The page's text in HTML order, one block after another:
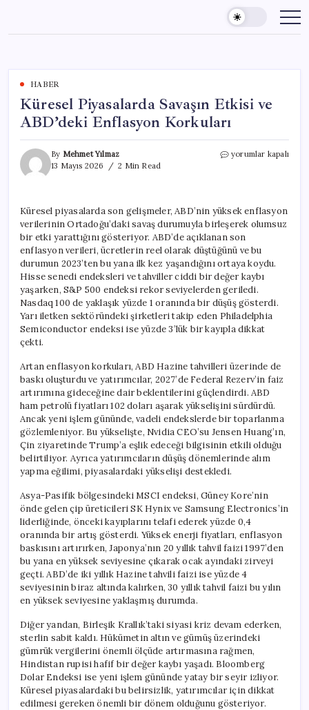
content
HABER
Küresel Piyasalarda Savaşın Etkisi ve
ABD’deki Enflasyon Korkuları
By Mehmet Yılmaz
13 Mayıs 2026
2 Min Read
Küresel
ABD’deki
Enflasyon
Korkuları
için
yorumlar kapalı
Küresel piyasalarda son gelişmeler, ABD’nin yüksek enflasyon
verilerinin Ortadoğu’daki savaş durumuyla birleşerek olumsuz
bir etki yarattığını gösteriyor. ABD’de açıklanan son
enflasyon verileri, ücretlerin reel olarak düştüğünü ve bu
durumun 2023’ten bu yana ilk kez yaşandığını ortaya koydu.
Hisse senedi endeksleri ve tahviller ciddi bir değer kaybı
yaşarken, S&P 500 endeksi rekor seviyelerden geriledi.
Nasdaq 100 de yaklaşık yüzde 1 oranında bir düşüş gösterdi.
Yarı iletken sektöründeki şirketleri takip eden Philadelphia
Semiconductor endeksi ise yüzde 3’lük bir kayıpla dikkat
çekti.
Artan enflasyon korkuları, ABD Hazine tahvilleri üzerinde de
baskı oluşturdu ve yatırımcılar, 2027’de Federal Rezerv’in faiz
artırımına gideceğine dair beklentilerini güçlendirdi. ABD
ham petrolü fiyatları 102 doları aşarak yükselişini sürdürdü.
Ancak yeni işlem gününde, vadeli endekslerde bir toparlanma
gözlemleniyor. Bu yükselişte, Nvidia CEO’su Jensen Huang’ın,
Çin ziyaretinde Trump’a eşlik edeceği bilgisinin etkili olduğu
belirtiliyor. Ayrıca yatırımcıların düşüş dönemlerinde alım
yapma eğilimi, piyasalardaki yükselişi destekledi.
Asya-Pasifik bölgesindeki MSCI endeksi, Güney Kore’nin
önde gelen çip üreticileri SK Hynix ve Samsung Electronics’in
liderliğinde, önceki kayıplarını telafi ederek yüzde 0,4
oranında bir artış gösterdi. Yüksek enerji fiyatları, enflasyon
baskısını artırırken, Japonya’nın 20 yıllık tahvil faizi 1997’den
bu yana en yüksek seviyesine çıkarak ocak ayındaki zirveyi
geçti. ABD’de iki yıllık Hazine tahvili faizi ise yüzde 4
seviyesinin biraz altında kalırken, 30 yıllık tahvil faizi bu yılın
en yüksek seviyesine yaklaşmış durumda.
Diğer yandan, Birleşik Krallık’taki siyasi kriz devam ederken,
sterlin sabit kaldı. Hükümetin altın ve gümüş üzerindeki
gümrük vergilerini önemli ölçüde artırmasına rağmen,
Hindistan rupisi hafif bir değer kaybı yaşadı. Bloomberg
Dolar Endeksi ise yeni işlem gününde yatay bir seyir izliyor.
Küresel piyasalardaki bu belirsizlik, yatırımcılar için dikkat
edilmesi gereken önemli bir dönem olduğunu gösteriyor.